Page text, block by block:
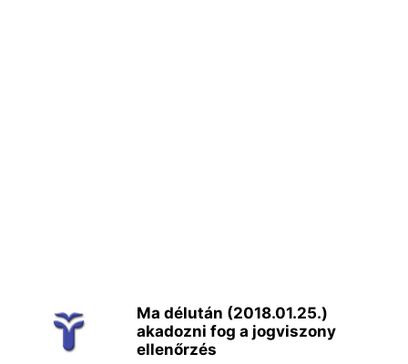
Ma délután (2018.01.25.)
akadozni fog a jogviszony
ellenőrzés